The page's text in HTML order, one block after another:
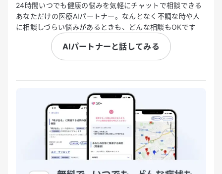
24時間いつでも健康の悩みを気軽にチャットで相談できる
あなただけの医療AIパートナー。なんとなく不調な時や人
に相談しづらい悩みがあるときも、どんな相談もOKです
AIパートナーと話してみる